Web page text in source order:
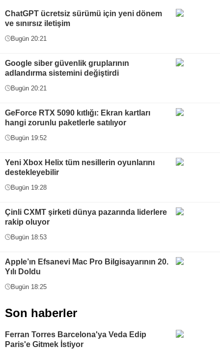
ChatGPT ücretsiz sürümü için yeni dönem
ve sınırsız iletişim
Bugün 20:21
Google siber güvenlik gruplarının
adlandırma sistemini değiştirdi
Bugün 20:21
GeForce RTX 5090 kıtlığı: Ekran kartları
hangi zorunlu paketlerle satılıyor
Bugün 19:52
Yeni Xbox Helix tüm nesillerin oyunlarını
destekleyebilir
Bugün 19:28
Çinli CXMT şirketi dünya pazarında liderlere
rakip oluyor
Bugün 18:53
Apple’ın Efsanevi Mac Pro Bilgisayarının 20.
Yılı Doldu
Bugün 18:25
Son haberler
Ferran Torres Barcelona'ya Veda Edip
Paris'e Gitmek İstiyor